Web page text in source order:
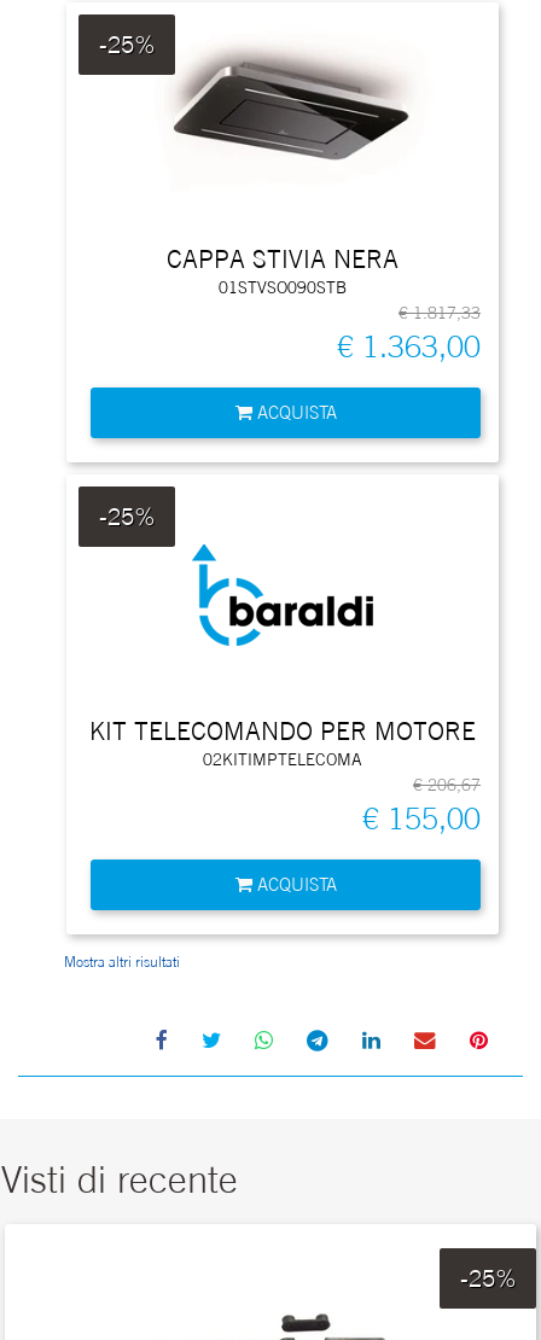
-25%
CAPPA STIVIA NERA
01STVSO090STB
€ 1.817,33
€ 1.363,00
ACQUISTA
-25%
KIT TELECOMANDO PER MOTORE
02KITIMPTELECOMA
€ 206,67
€ 155,00
ACQUISTA
Mostra altri risultati
Visti di recente
-25%